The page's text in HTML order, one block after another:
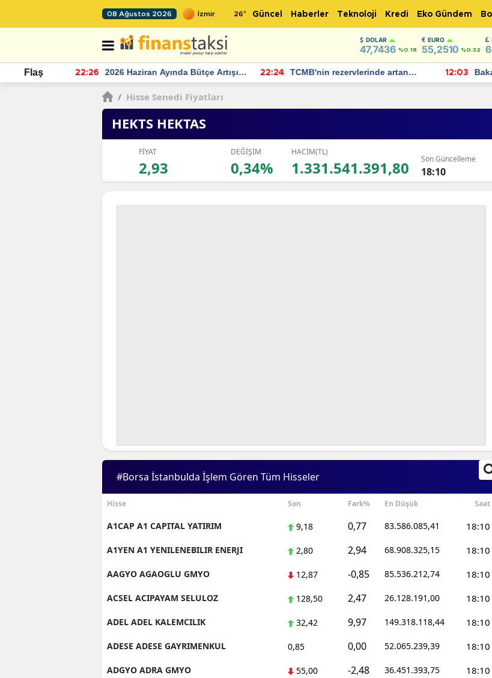
08 Ağustos 2026 26° Güncel Haberler Teknoloji Kredi Eko Gündem
DOLAR
47,7436 %0.18
EURO
55,2510 %0.32
Flaş 22:26
2026 Haziran Ayında Bütçe Artışı
Yaşandı
22:24
TCMB'nin rezervlerinde artan
momentum devam ediyor
12:03
için
/ Hisse Senedi Fiyatları
HEKTS HEKTAS
FİYAT
2,93
DEĞİŞİM
0,34%
HACİM(TL)
1.331.541.391,80 Son Güncelleme
18:10
#Borsa İstanbulda İşlem Gören Tüm Hisseler
Hisse Son Fark% En Düşük Saat
A1CAP A1 CAPITAL YATIRIM 9,18 0,77 83.586.085,41 18:10
A1YEN A1 YENILENEBILIR ENERJI 2,80 2,94 68.908.325,15 18:10
AAGYO AGAOGLU GMYO 12,87 -0,85 85.536.212,74 18:10
ACSEL ACIPAYAM SELULOZ 128,50 2,47 26.128.191,00 18:10
ADEL ADEL KALEMCILIK 32,42 9,97 149.318.118,44 18:10
ADESE ADESE GAYRIMENKUL 0,85 0,00 52.065.239,39 18:10
ADGYO ADRA GMYO 55,00 -2,48 36.451.393,75 18:10